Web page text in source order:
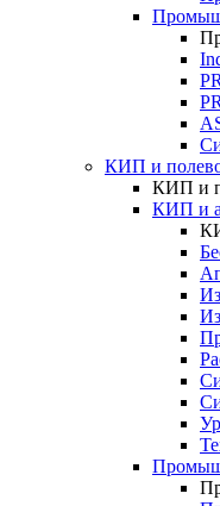
КИП и
КИП и
КИП и